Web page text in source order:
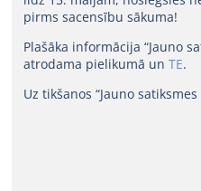
pirms sacensību sākuma!
Plašāka informācija “Jauno
atrodama pielikumā unTE.
Uz tikšanos “Jauno